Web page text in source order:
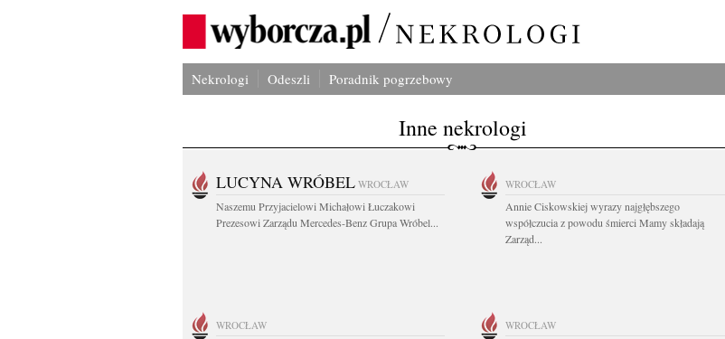
Nekrologi Odeszli Poradnik pogrzebowy
Inne nekrologi
LUCYNA WRÓBEL WROCŁAW
Naszemu Przyjacielowi Michałowi Łuczakowi
Prezesowi Zarządu Mercedes-Benz Grupa Wróbel...
WROCŁAW
Annie Ciskowskiej wyrazy najgłębszego
współczucia z powodu śmierci Mamy składają
Zarząd...
WROCŁAW WROCŁAW